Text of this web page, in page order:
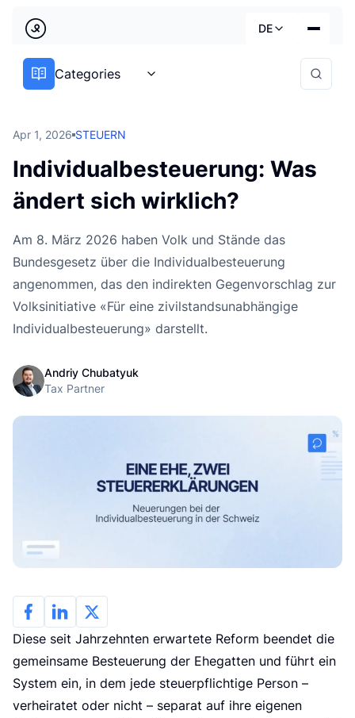
Dienstleistungen
Praktische Leitfäden
Country
Français
English
DE
Categories
L
Apr 1, 2026 STEUERN
Individualbesteuerung: Was
ändert sich wirklich?
Am 8. März 2026 haben Volk und Stände das
Bundesgesetz über die Individualbesteuerung
angenommen, das den indirekten Gegenvorschlag zur
Volksinitiative «Für eine zivilstandsunabhängige
Individualbesteuerung» darstellt.
Andriy Chubatyuk
Tax Partner
Diese seit Jahrzehnten erwartete Reform beendet die
gemeinsame Besteuerung der Ehegatten und führt ein
System ein, in dem jede steuerpflichtige Person –
verheiratet oder nicht – separat auf ihre eigenen